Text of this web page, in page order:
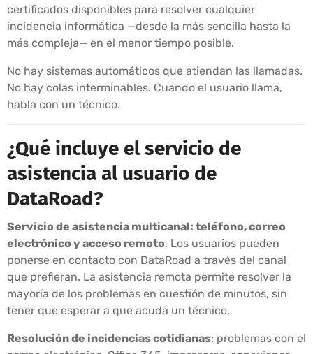
certificados disponibles para resolver cualquier
incidencia informática —desde la más sencilla hasta la
más compleja— en el menor tiempo posible.
No hay sistemas automáticos que atiendan las llamadas.
No hay colas interminables. Cuando el usuario llama,
habla con un técnico.
¿Qué incluye el servicio de
asistencia al usuario de
DataRoad?
Servicio de asistencia multicanal: teléfono, correo
electrónico y acceso remoto. Los usuarios pueden
ponerse en contacto con DataRoad a través del canal
que prefieran. La asistencia remota permite resolver la
mayoría de los problemas en cuestión de minutos, sin
tener que esperar a que acuda un técnico.
Resolución de incidencias cotidianas: problemas con el